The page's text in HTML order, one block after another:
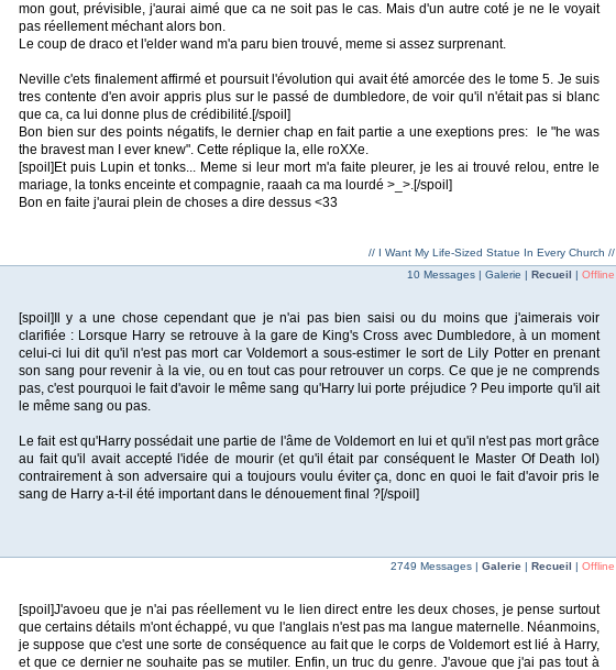
mon gout, prévisible, j'aurai aimé que ca ne soit pas le cas. Mais d'un autre coté je ne le voyait
pas réellement méchant alors bon.
Le coup de draco et l'elder wand m'a paru bien trouvé, meme si assez surprenant.
Neville c'ets finalement affirmé et poursuit l'évolution qui avait été amorcée des le tome 5. Je suis
tres contente d'en avoir appris plus sur le passé de dumbledore, de voir qu'il n'était pas si blanc
que ca, ca lui donne plus de crédibilité.[/spoil]
Bon bien sur des points négatifs, le dernier chap en fait partie a une exeptions pres: le "he was
the bravest man I ever knew". Cette réplique la, elle roXXe.
[spoil]Et puis Lupin et tonks... Meme si leur mort m'a faite pleurer, je les ai trouvé relou, entre le
mariage, la tonks enceinte et compagnie, raaah ca ma lourdé >_>.[/spoil]
Bon en faite j'aurai plein de choses a dire dessus <33
// I Want My Life-Sized Statue In Every Church //
10 Messages | Galerie | Recueil | Offline
[spoil]Il y a une chose cependant que je n'ai pas bien saisi ou du moins que j'aimerais voir
clarifiée : Lorsque Harry se retrouve à la gare de King's Cross avec Dumbledore, à un moment
celui-ci lui dit qu'il n'est pas mort car Voldemort a sous-estimer le sort de Lily Potter en prenant
son sang pour revenir à la vie, ou en tout cas pour retrouver un corps. Ce que je ne comprends
pas, c'est pourquoi le fait d'avoir le même sang qu'Harry lui porte préjudice ? Peu importe qu'il ait
le même sang ou pas.
Le fait est qu'Harry possédait une partie de l'âme de Voldemort en lui et qu'il n'est pas mort grâce
au fait qu'il avait accepté l'idée de mourir (et qu'il était par conséquent le Master Of Death lol)
contrairement à son adversaire qui a toujours voulu éviter ça, donc en quoi le fait d'avoir pris le
sang de Harry a-t-il été important dans le dénouement final ?[/spoil]
2749 Messages | Galerie | Recueil | Offline
[spoil]J'avoeu que je n'ai pas réellement vu le lien direct entre les deux choses, je pense surtout
que certains détails m'ont échappé, vu que l'anglais n'est pas ma langue maternelle. Néanmoins,
je suppose que c'est une sorte de conséquence au fait que le corps de Voldemort est lié à Harry,
et que ce dernier ne souhaite pas se mutiler. Enfin, un truc du genre. J'avoue que j'ai pas tout à